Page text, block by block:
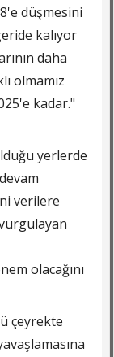
düşmesini
kalıyor
daha
olmamız
kadar."
yerlerde
verilere
olacağını
çeyrekte